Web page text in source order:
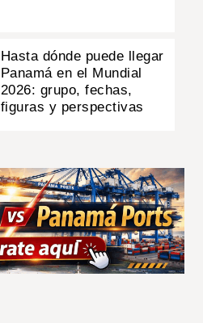
Hasta dónde puede llegar
Panamá en el Mundial
2026: grupo, fechas,
figuras y perspectivas